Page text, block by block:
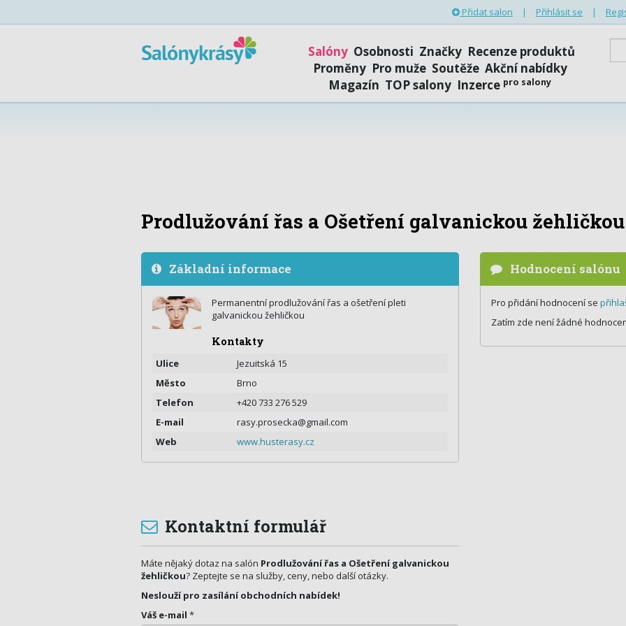
Přidat salon | Přihlásit se |
Salóny Osobnosti Značky Recenze produktů
Proměny Pro muže Soutěže Akční nabídky
Magazín TOP salony Inzerce pro salony
Prodlužování řas a Ošetření galvanickou žehličkou
Základní informace
Permanentní prodlužování řas a ošetření pleti
galvanickou žehličkou
Kontakty
Ulice
Jezuitská 15
Město
Brno
Telefon
+420 733 276 529
E-mail
rasy.prosecka@gmail.com
Web
www.husterasy.cz
Kontaktní formulář
Máte nějaký dotaz na salón Prodlužování řas a Ošetření galvanickou
žehličkou? Zeptejte se na služby, ceny, nebo další otázky.
Neslouží pro zasílání obchodních nabídek!
Váš e-mail *
Hodnocení salónu
Pro přidání hodnocení se
Zatím zde není žádné